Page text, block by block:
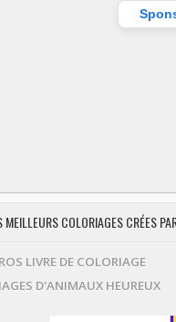
MEILLEURS COLORIAGES CRÉES
LIVRE DE COLORIAGE
D'ANIMAUX HEUREUX